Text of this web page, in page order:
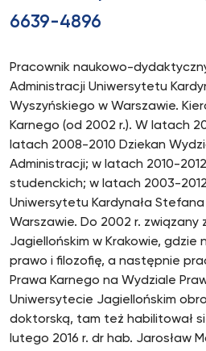
6639-4896
Pracownik naukowo-
Administracji Uniwersytetu
Wyszyńskiego w Warszawie.
Karnego (od 2002 r.). W latach
latach 2008-2010 Dziekan
Administracji; w latach 2010-
studenckich; w latach 2003-
Uniwersytetu Kardynała
Warszawie. Do 2002 r. związany
Jagiellońskim w Krakowie, gdzie
prawo i filozofię, a następnie
Prawa Karnego na Wydziale
Uniwersytecie Jagiellońskim
doktorską, tam też habilitował
lutego 2016 r. dr hab. Jarosław